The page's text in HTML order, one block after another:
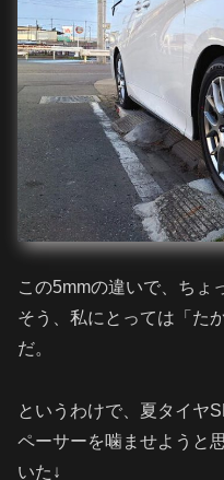
この5mmの違いで、ち
そう、私にとっては「た
だ。
というわけで、夏タイヤ
ペーサーを噛ませようと
いた↓